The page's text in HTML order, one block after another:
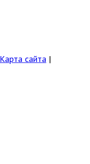
Карта сайта |